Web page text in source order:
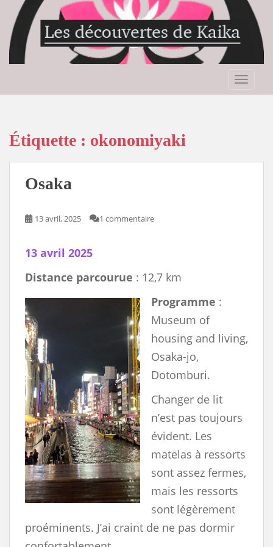
Étiquette : okonomiyaki
Osaka
13 avril, 2025 1 commentaire
13 avril 2025
Distance parcourue : 12,7 km
Programme :
Museum of
housing and living,
Osaka-jo,
Dotomburi.
Changer de lit
n’est pas toujours
évident. Les
matelas à ressorts
sont assez fermes,
mais les ressorts
sont légèrement
proéminents. J’ai craint de ne pas dormir